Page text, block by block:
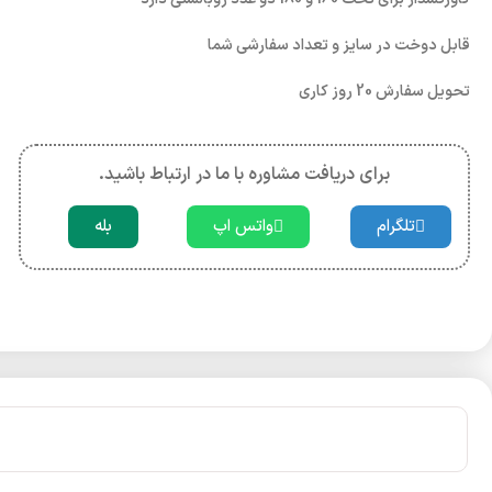
قابل دوخت در سایز و تعداد سفارشی شما
تحویل سفارش 20 روز کاری
برای دریافت مشاوره با ما در ارتباط باشید.
تلگرام واتس اپ بله